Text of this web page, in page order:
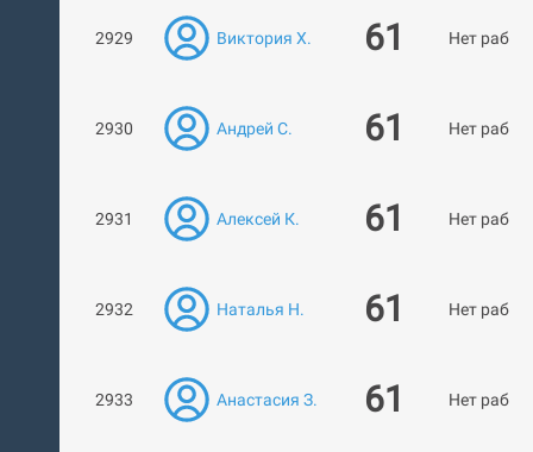
2929 Виктория Х. 61 Нет работ
2930 Андрей С. 61 Нет работ
2931 Алексей К. 61 Нет работ
2932 Наталья Н. 61 Нет работ
2933 Анастасия З. 61 Нет работ